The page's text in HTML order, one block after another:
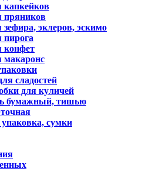
капкейков
пряников
эклеров, эскимо
пирога
конфет
макаронс
сладостей
для куличей
бумажный, тишью
сумки